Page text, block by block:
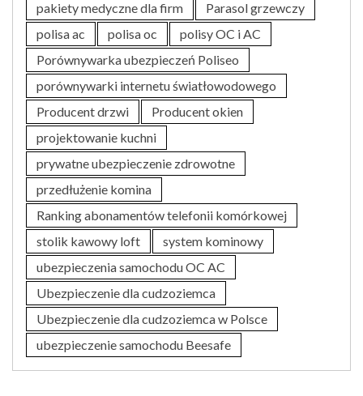
pakiety medyczne dla firm
Parasol grzewczy
polisa ac
polisa oc
polisy OC i AC
Porównywarka ubezpieczeń Poliseo
porównywarki internetu światłowodowego
Producent drzwi
Producent okien
projektowanie kuchni
prywatne ubezpieczenie zdrowotne
przedłużenie komina
Ranking abonamentów telefonii komórkowej
stolik kawowy loft
system kominowy
ubezpieczenia samochodu OC AC
Ubezpieczenie dla cudzoziemca
Ubezpieczenie dla cudzoziemca w Polsce
ubezpieczenie samochodu Beesafe